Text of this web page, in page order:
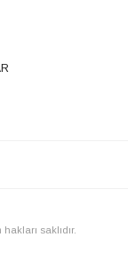
saklıdır.